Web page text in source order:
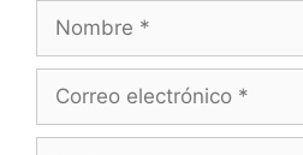
Nombre
Correo